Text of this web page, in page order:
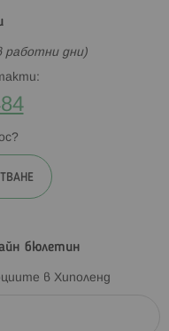
работни дни)
бюлетин
в Хиполенд